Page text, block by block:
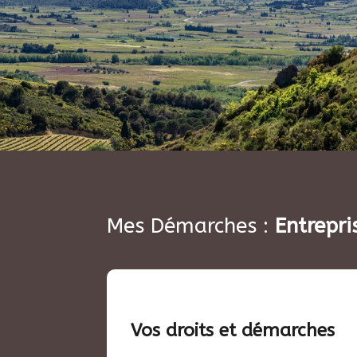
Mes Démarches :
Vos droits et démarches